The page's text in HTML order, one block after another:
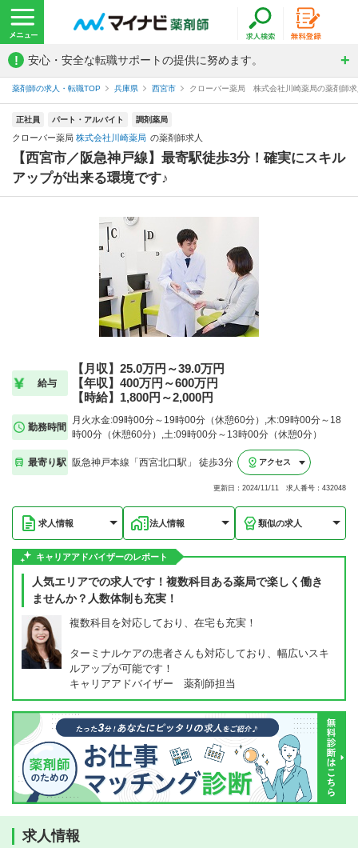
! 安心・安全な転職サポートの提供に努めます。
薬剤師の求人・転職TOP 兵庫県 西宮市 クローバー薬局 株式会社川崎薬局の薬剤師
正社員 パート・アルバイト 調剤薬局
クローバー薬局 株式会社川崎薬局 の薬剤師求人
【西宮市／阪急神戸線】最寄駅徒歩3分！確実にスキル
アップが出来る環境です♪
給与
【月収】25.0万円～39.0万円
【年収】400万円～600万円
【時給】1,800円～2,000円
勤務時間
月火水金:09時00分～19時00分（休憩60分）,木:09時00分～18
時00分（休憩60分）,土:09時00分～13時00分（休憩0分）
最寄り駅 阪急神戸本線「西宮北口駅」 徒歩3分 アクセス
更新日：2024/11/11 求人番号：432048
求人情報 法人情報 類似の求人
キャリアアドバイザーのレポート
人気エリアでの求人です！複数科目ある薬局で楽しく働き
ませんか？人数体制も充実！
複数科目を対応しており、在宅も充実！
ターミナルケアの患者さんも対応しており、幅広いスキ
ルアップが可能です！
キャリアアドバイザー 薬剤師担当
求人情報